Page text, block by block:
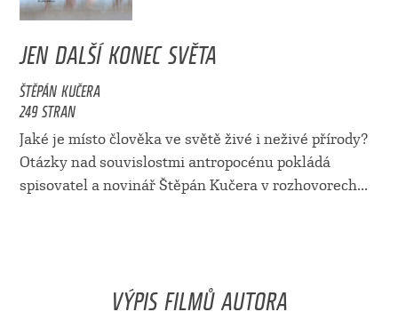
JEN DALŠÍ KONEC SVĚTA
ŠTĚPÁN KUČERA
249 STRAN
Jaké je místo člověka ve světě živé i neživé přírody?
Otázky nad souvislostmi antropocénu pokládá
spisovatel a novinář Štěpán Kučera v rozhovorech...
VÝPIS FILMŮ AUTORA